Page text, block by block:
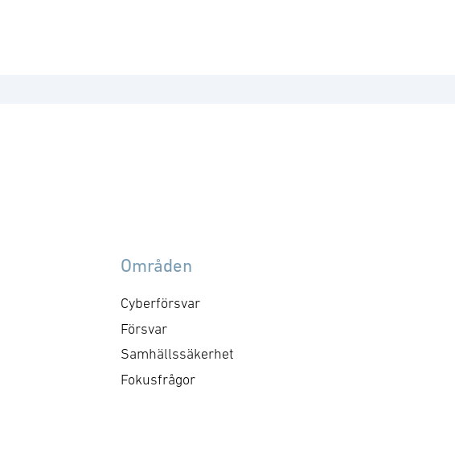
Områden
Cyberförsvar
Försvar
Samhällssäkerhet
Fokusfrågor